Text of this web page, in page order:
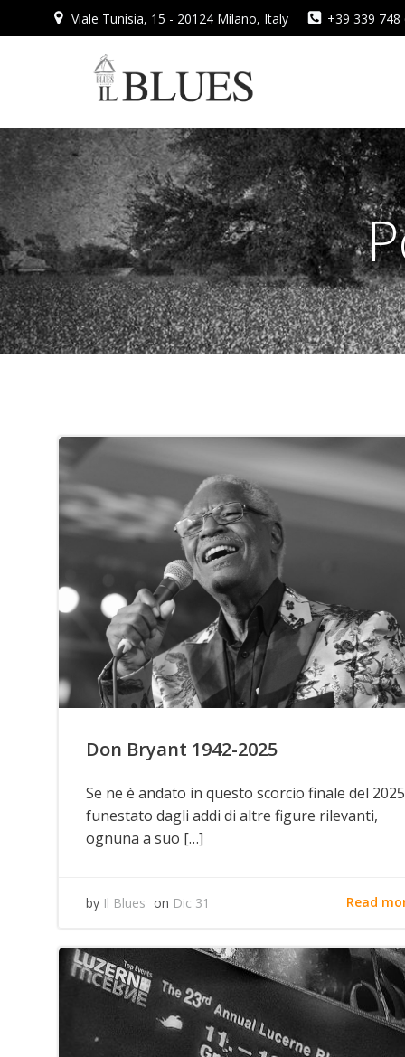
al
Viale Tunisia, 15 - 20124 Milano, Italy +39 339 748
Don Bryant 1942-2025
Se ne è andato in questo scorcio finale del
funestato dagli addi di altre figure rilevanti,
ognuna a suo […]
by Il Blues on Dic 31 Read